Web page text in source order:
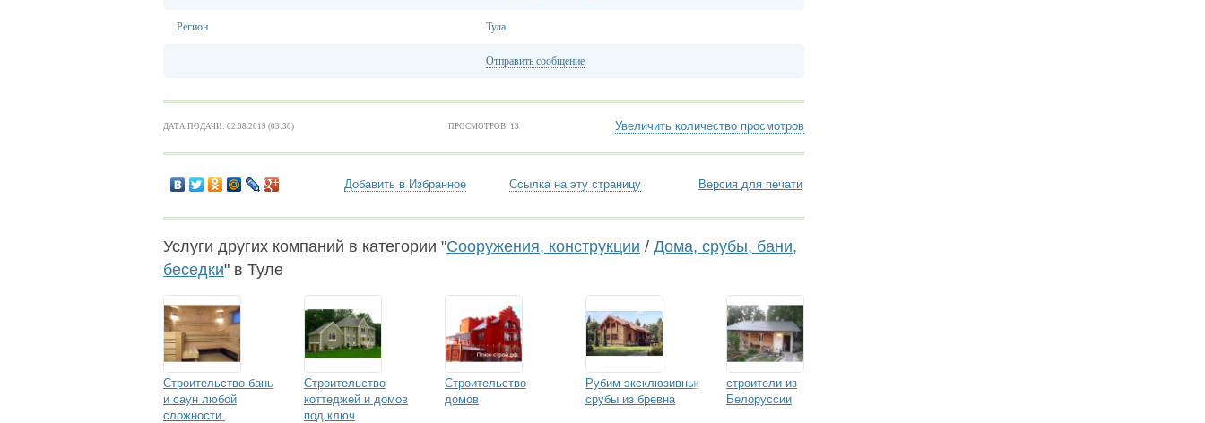
Регион Тула
Отправить сообщение
ДАТА ПОДАЧИ: 02.08.2019 (03:30) ПРОСМОТРОВ: 13 Увеличить количество просмотров
Добавить в Избранное Ссылка на эту страницу Версия для печати
Услуги других компаний в категории "Сооружения, конструкции / Дома, срубы, бани,
беседки" в Туле
Строительство бань
и саун любой
сложности.
Строительство
коттеджей и домов
под ключ
Строительство
домов
Рубим эксклюзивные
срубы из бревна
строители из
Белоруссии